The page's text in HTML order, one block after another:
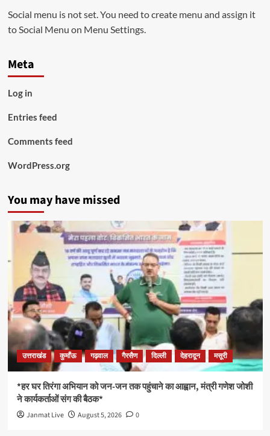
Social menu is not set. You need to create menu and assign it
to Social Menu on Menu Settings.
Meta
Log in
Entries feed
Comments feed
WordPress.org
You may have missed
उत्तराखंड कुमाँऊ गढ़वाल गैरसैण दिल्ली देहरादून मसूरी
*हर घर तिरंगा अभियान को जन-जन तक पहुंचाने का आह्वान, मंत्री गणेश जोशी
ने कार्यकर्ताओं संग की बैठक*
Janmat Live August 5, 2026 0